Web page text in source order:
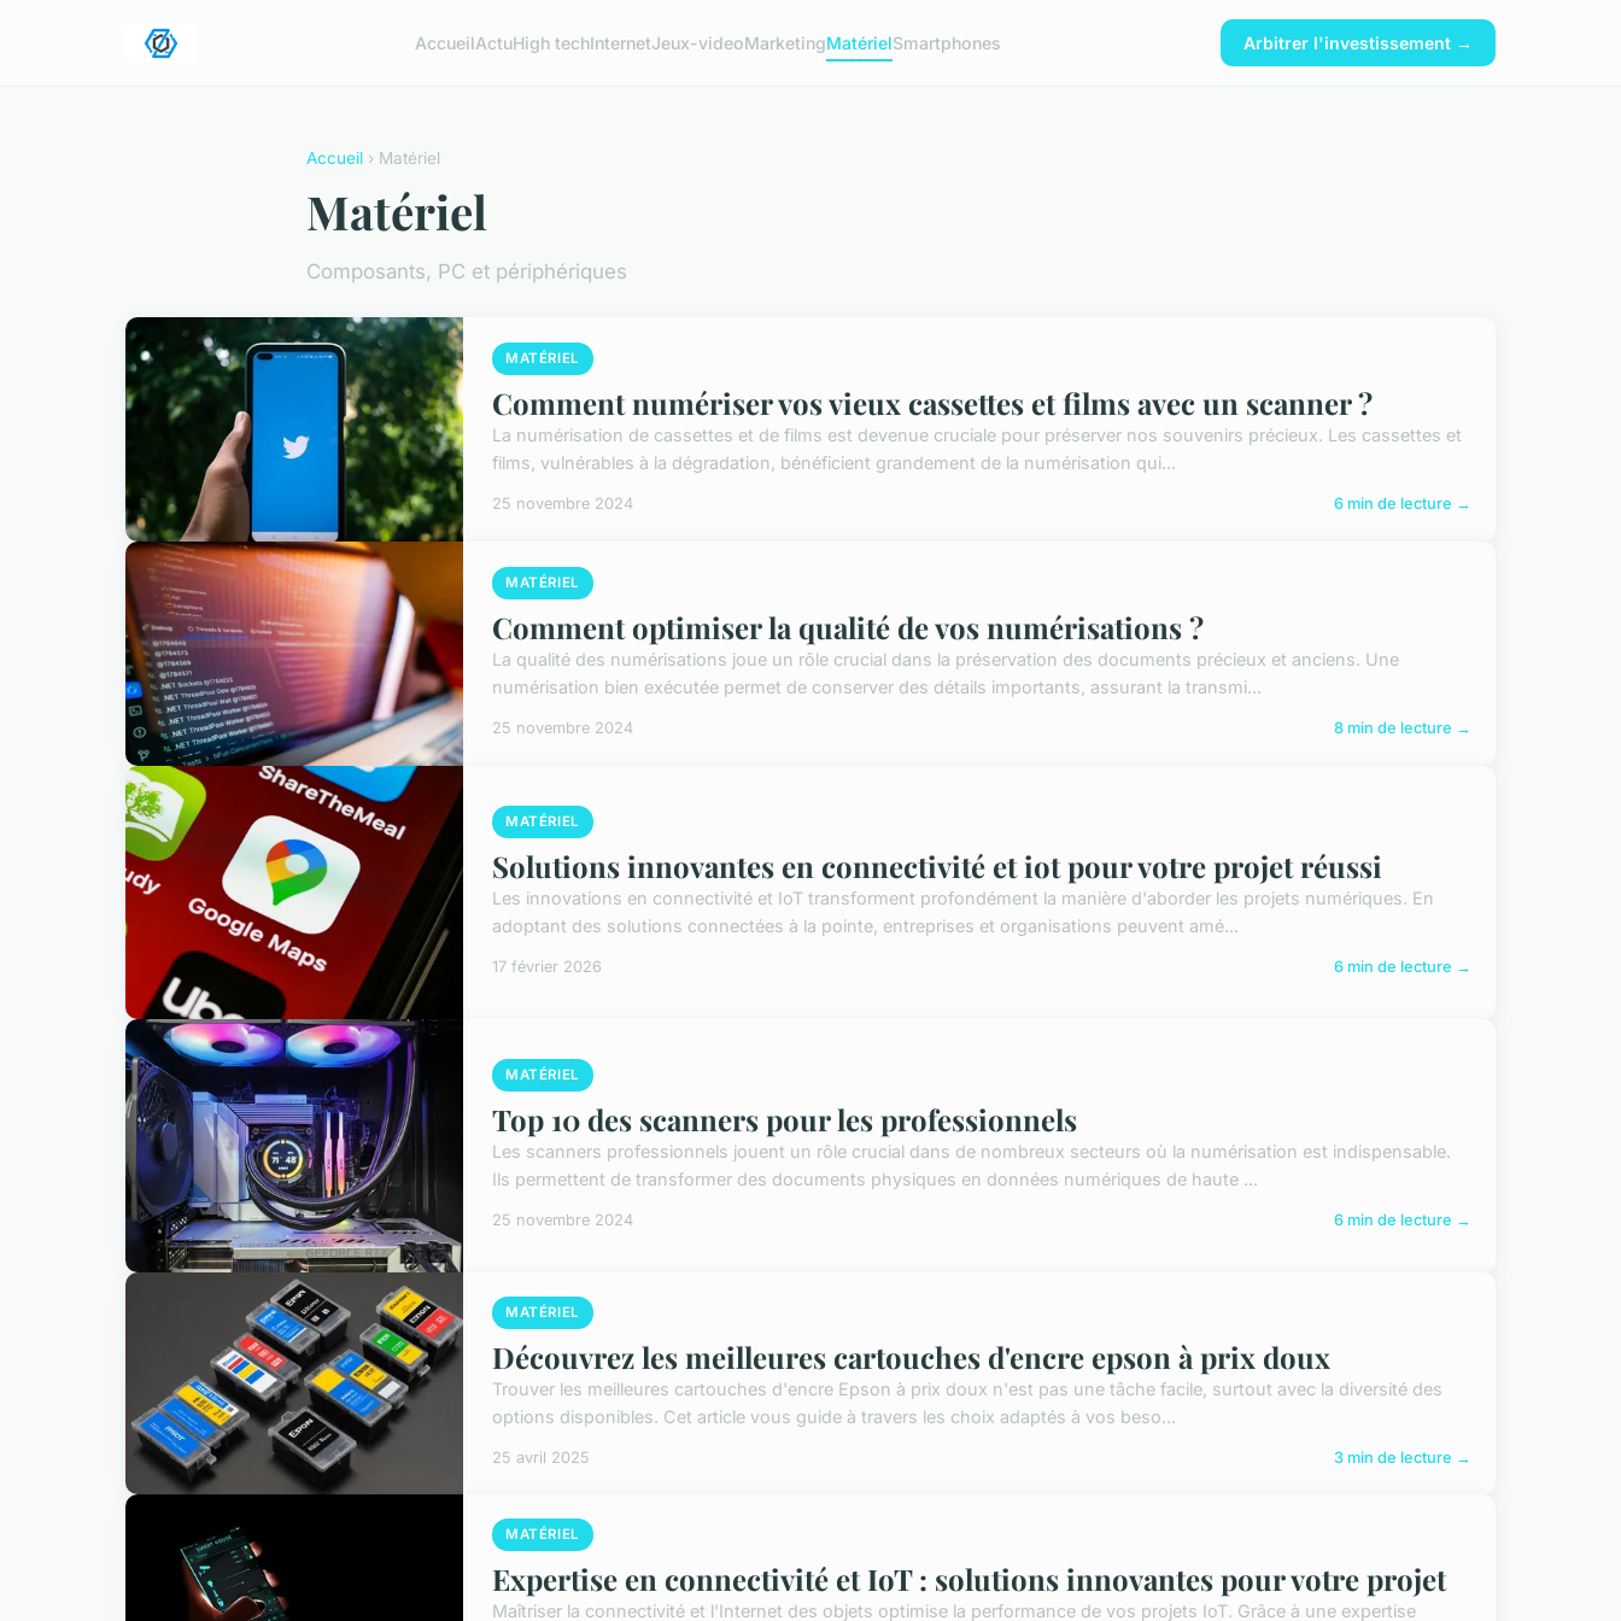
AccueilActuHigh techInternetJeux-videoMarketingMatérielSmartphones Arbitrer l'investissement →
Accueil › Matériel
Matériel
Composants, PC et périphériques
MATÉRIEL
Comment numériser vos vieux cassettes et films avec un scanner ?
La numérisation de cassettes et de films est devenue cruciale pour préserver nos souvenirs précieux. Les cassettes et
films, vulnérables à la dégradation, bénéficient grandement de la numérisation qui...
25 novembre 2024 6 min de lecture →
MATÉRIEL
Comment optimiser la qualité de vos numérisations ?
La qualité des numérisations joue un rôle crucial dans la préservation des documents précieux et anciens. Une
numérisation bien exécutée permet de conserver des détails importants, assurant la transmi...
25 novembre 2024 8 min de lecture →
MATÉRIEL
Solutions innovantes en connectivité et iot pour votre projet réussi
Les innovations en connectivité et IoT transforment profondément la manière d'aborder les projets numériques. En
adoptant des solutions connectées à la pointe, entreprises et organisations peuvent amé...
17 février 2026 6 min de lecture →
MATÉRIEL
Top 10 des scanners pour les professionnels
Les scanners professionnels jouent un rôle crucial dans de nombreux secteurs où la numérisation est indispensable.
Ils permettent de transformer des documents physiques en données numériques de haute ...
25 novembre 2024 6 min de lecture →
MATÉRIEL
Découvrez les meilleures cartouches d'encre epson à prix doux
Trouver les meilleures cartouches d'encre Epson à prix doux n'est pas une tâche facile, surtout avec la diversité des
options disponibles. Cet article vous guide à travers les choix adaptés à vos beso...
25 avril 2025 3 min de lecture →
MATÉRIEL
Expertise en connectivité et IoT : solutions innovantes pour votre projet
Maîtriser la connectivité et l'Internet des objets optimise la performance de vos projets IoT. Grâce à une expertise